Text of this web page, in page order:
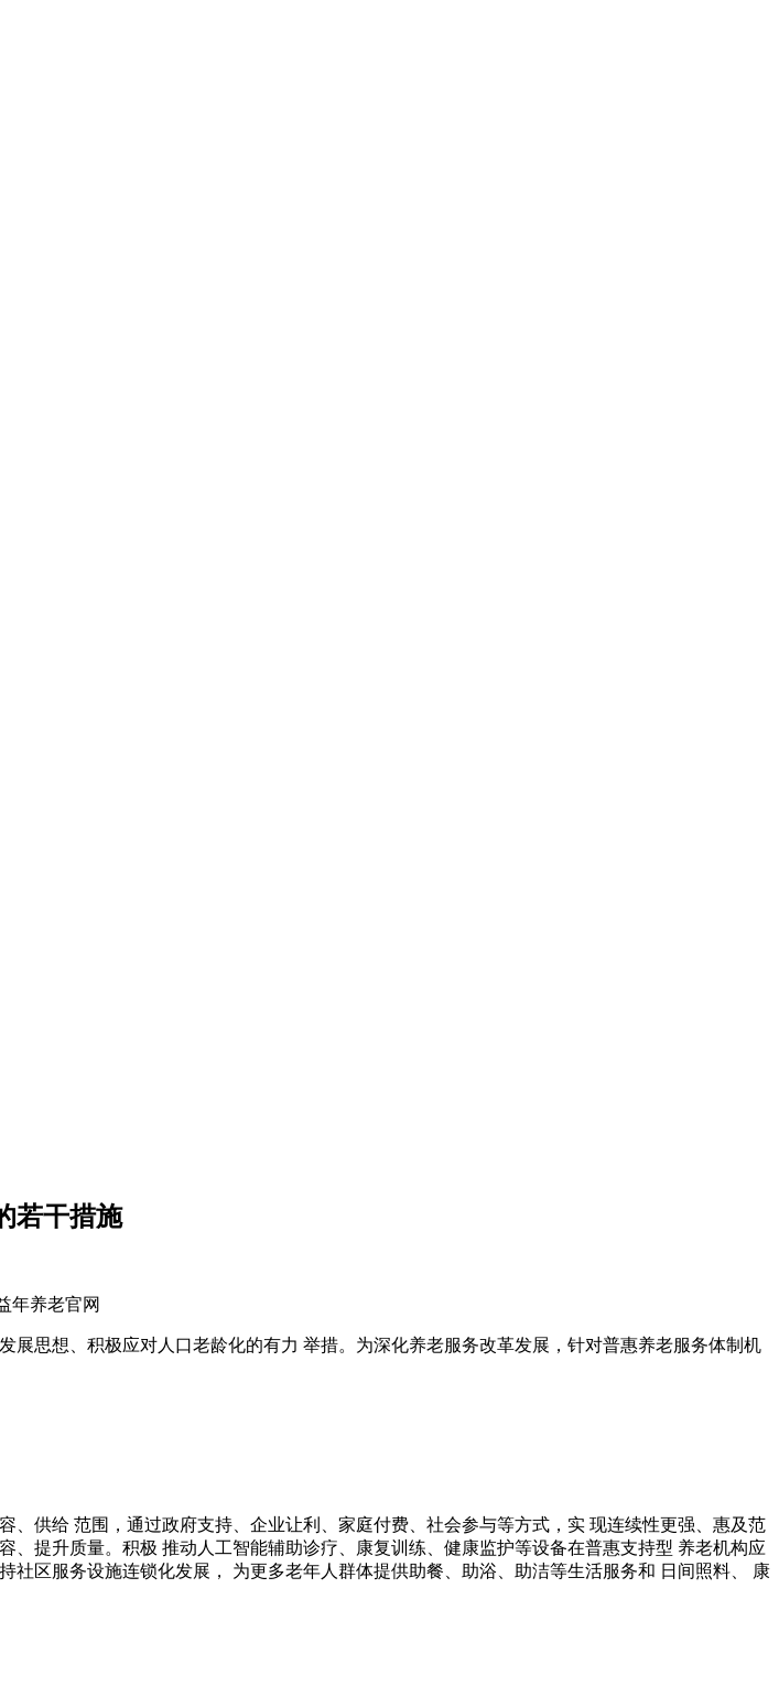
若干措施
思想、积极应对人口老龄化的有力 举措。为深化养老服务改革发展，针对普惠养老服务体制机
供给 范围，通过政府支持、企业让利、家庭付费、社会参与等方式，实 现连续性更强、惠及范
、提升质量。积极 推动人工智能辅助诊疗、康复训练、健康监护等设备在普惠支持型 养老机构应
区服务设施连锁化发展， 为更多老年人群体提供助餐、助浴、助洁等生活服务和 日间照料、 康